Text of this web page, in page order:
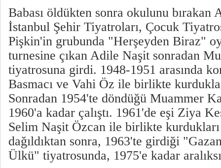
Babası öldükten sonra okulunu bırakan
İstanbul Şehir Tiyatroları, Çocuk
Pişkin'in grubunda "Herşeyden Biraz"
turnesine çıkan Adile Naşit sonradan
tiyatrosuna girdi. 1948-1951 arasında
Basmacı ve Vahi Öz ile birlikte
Sonradan 1954'te döndüğü Muammer
1960'a kadar çalıştı. 1961'de eşi Ziya
Selim Naşit Özcan ile birlikte
dağıldıktan sonra, 1963'te girdiği
Ülkü" tiyatrosunda, 1975'e kadar